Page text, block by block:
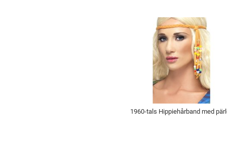
1960-tals Hippiehårband med